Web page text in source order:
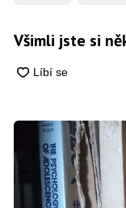
Všimli jste si